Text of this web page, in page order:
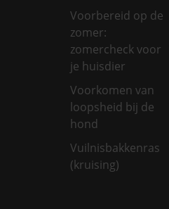
Voorbereid op de
zomer:
zomercheck voor
je huisdier
Voorkomen van
loopsheid bij de
hond
Vuilnisbakkenras
(kruising)